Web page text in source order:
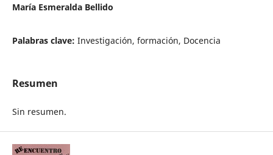
María Esmeralda Bellido
Palabras clave: Investigación, formación, Docencia
Resumen
Sin resumen.